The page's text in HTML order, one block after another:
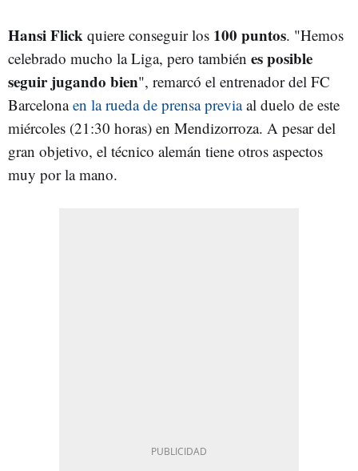
Hansi Flick quiere conseguir los 100 puntos. "Hemos
celebrado mucho la Liga, pero también es posible
seguir jugando bien", remarcó el entrenador del FC
Barcelonaen la rueda de prensa previaal duelo de este
miércoles (21:30 horas) en Mendizorroza. A pesar del
gran objetivo, el técnico alemán tiene otros aspectos
muy por la mano.